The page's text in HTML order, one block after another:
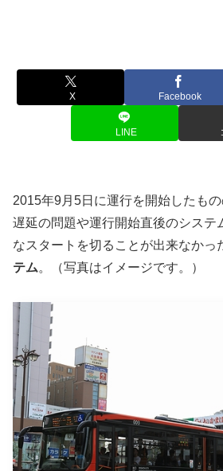
X Facebook
LINE
2015年9月5日に運行を開始したも
遅延の問題や運行開始直後のシステ
なスタートを切ることが出来なかっ
テム。（写真はイメージです。）